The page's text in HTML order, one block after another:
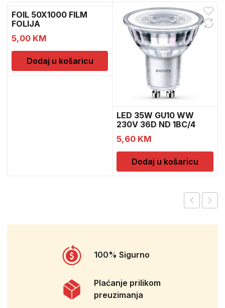
FOIL 50X1000 FILM
FOLIJA
5,00 KM
Dodaj u košaricu
LED 35W GU10 WW
230V 36D ND 1BC/4
5,60 KM
Dodaj u košaricu
100% Sigurno
Plaćanje prilikom
preuzimanja